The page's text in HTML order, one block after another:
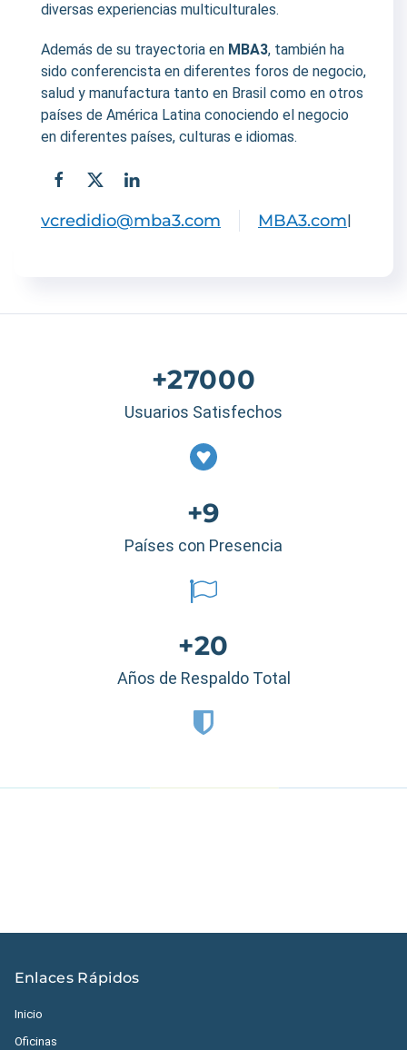
diversas experiencias multiculturales.
Además de su trayectoria en MBA3, también ha
sido conferencista en diferentes foros de negocio,
salud y manufactura tanto en Brasil como en otros
países de América Latina conociendo el negocio
en diferentes países, culturas e idiomas.
vcredidio@mba3.com MBA3.com|
+27000
Usuarios Satisfechos
+9
Países con Presencia
+20
Años de Respaldo Total
Enlaces Rápidos
Inicio
Oficinas